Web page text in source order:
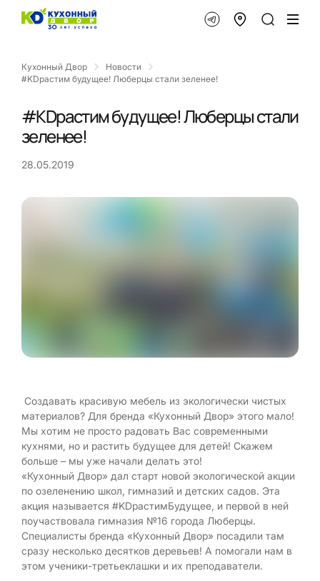
Кухонный Двор
Новости
#KDрастим будущее! Люберцы стали зеленее!
#KDрастим будущее! Люберцы стали
зеленее!
28.05.2019
Создавать красивую мебель из экологически чистых
материалов? Для бренда «Кухонный Двор» этого мало!
Мы хотим не просто радовать Вас современными
кухнями, но и растить будущее для детей! Скажем
больше – мы уже начали делать это!
«Кухонный Двор» дал старт новой экологической акции
по озеленению школ, гимназий и детских садов. Эта
акция называется #KDрастимБудущее, и первой в ней
поучаствовала гимназия №16 города Люберцы.
Специалисты бренда «Кухонный Двор» посадили там
сразу несколько десятков деревьев! А помогали нам в
этом ученики-третьеклашки и их преподаватели.